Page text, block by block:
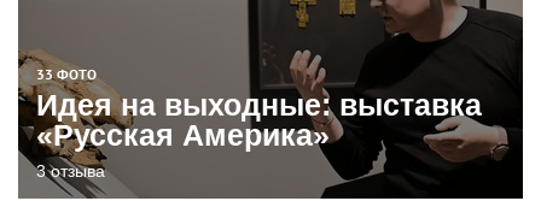
33 ФОТО
Идея на выходные: выставка
«Русская Америка»
3 отзыва